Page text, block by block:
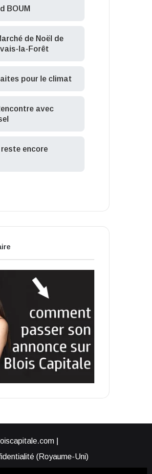
BOUM
de Noël de
la-Forêt
pour le climat
avec
reste encore
|
(Royaume-Uni)